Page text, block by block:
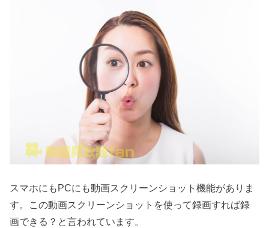
スマホにもPCにも動画スクリーンショット機能がありま
す。この動画スクリーンショットを使って録画すれば録
画できる？と言われています。